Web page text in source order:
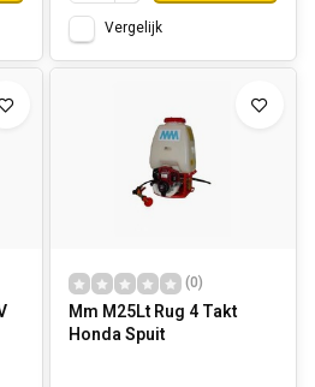
Vergelijk
(0)
Mm M25Lt Rug 4 Takt
Honda Spuit